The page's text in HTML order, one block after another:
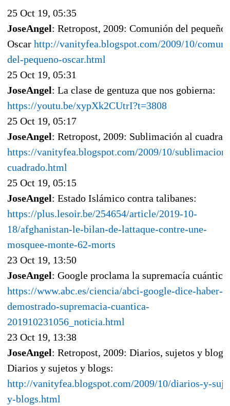
25 Oct 19, 05:35
JoseAngel: Retropost, 2009: Comunión del pequeño
Oscar http://vanityfea.blogspot.com/2009/10/
del-pequeno-oscar.html
25 Oct 19, 05:31
JoseAngel: La clase de gentuza que nos gobierna:
https://youtu.be/xypXk2CUtrI?t=3808
25 Oct 19, 05:17
JoseAngel: Retropost, 2009: Sublimación al
https://vanityfea.blogspot.com/2009/10/
cuadrado.html
25 Oct 19, 05:15
JoseAngel: Estado Islámico contra talibanes:
https://plus.lesoir.be/254654/article/2019-10-
18/afghanistan-le-bilan-de-lattaque-contre-une-
mosquee-monte-62-morts
23 Oct 19, 13:50
JoseAngel: Google proclama la supremacía cuántica:
https://www.abc.es/ciencia/abci-google-dice-haber-
demostrado-supremacia-cuantica-
201910231056_noticia.html
23 Oct 19, 13:38
JoseAngel: Retropost, 2009: Diarios, sujetos y blogs:
Diarios y sujetos y blogs:
http://vanityfea.blogspot.com/2009/10/diarios-y-
y-blogs.html